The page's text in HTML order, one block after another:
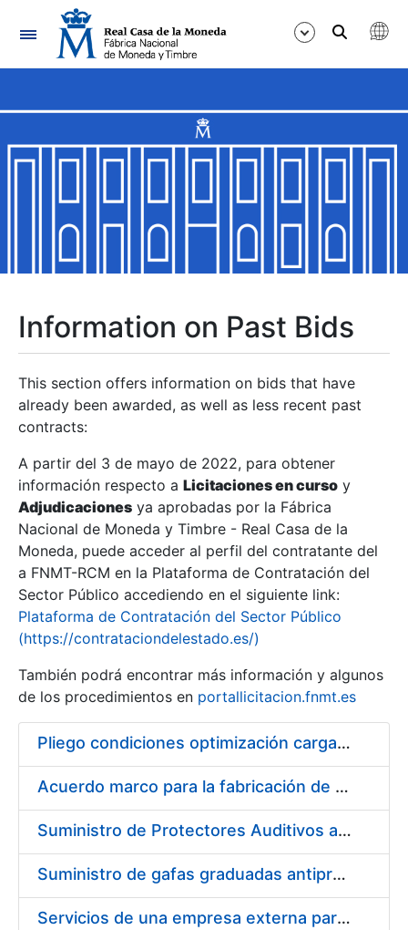
Navigation
Show/Hide
Show/Hide
Show/Hide
Show/Hide
Show/Hide
Show/Hide
Information on Past Bids
This section offers information on bids that have
already been awarded, as well as less recent past
contracts:
A partir del 3 de mayo de 2022, para obtener
información respecto a Licitaciones en curso y
Adjudicaciones ya aprobadas por la Fábrica
Nacional de Moneda y Timbre - Real Casa de la
Moneda, puede acceder al perfil del contratante del
a FNMT-RCM en la Plataforma de Contratación del
Sector Público accediendo en el siguiente link:
Plataforma de Contratación del Sector Público
(https://contrataciondelestado.es/)
También podrá encontrar más información y algunos
de los procedimientos en portallicitacion.fnmt.es
Pliego condiciones optimización cargas compras firmado
Acuerdo marco para la fabricación de piezas
Suministro de Protectores Auditivos a medida para las personas trabajadoras de los Centros de Trabajo de Madrid y Burgos
Suministro de gafas graduadas antiproyecciones para los trabajadores de la FNMT-RCM en los centros de trabajo de Madrid y Burgos
Servicios de una empresa externa para el asesoramiento y resolución de los recursos de alzada que se presentan relacionados con procesos de selección para la FNMT-RCM